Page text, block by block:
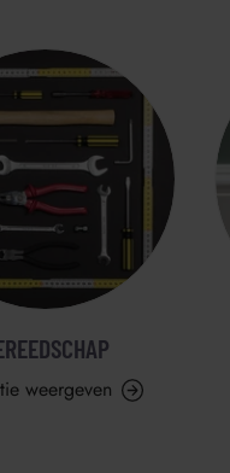
weergeven